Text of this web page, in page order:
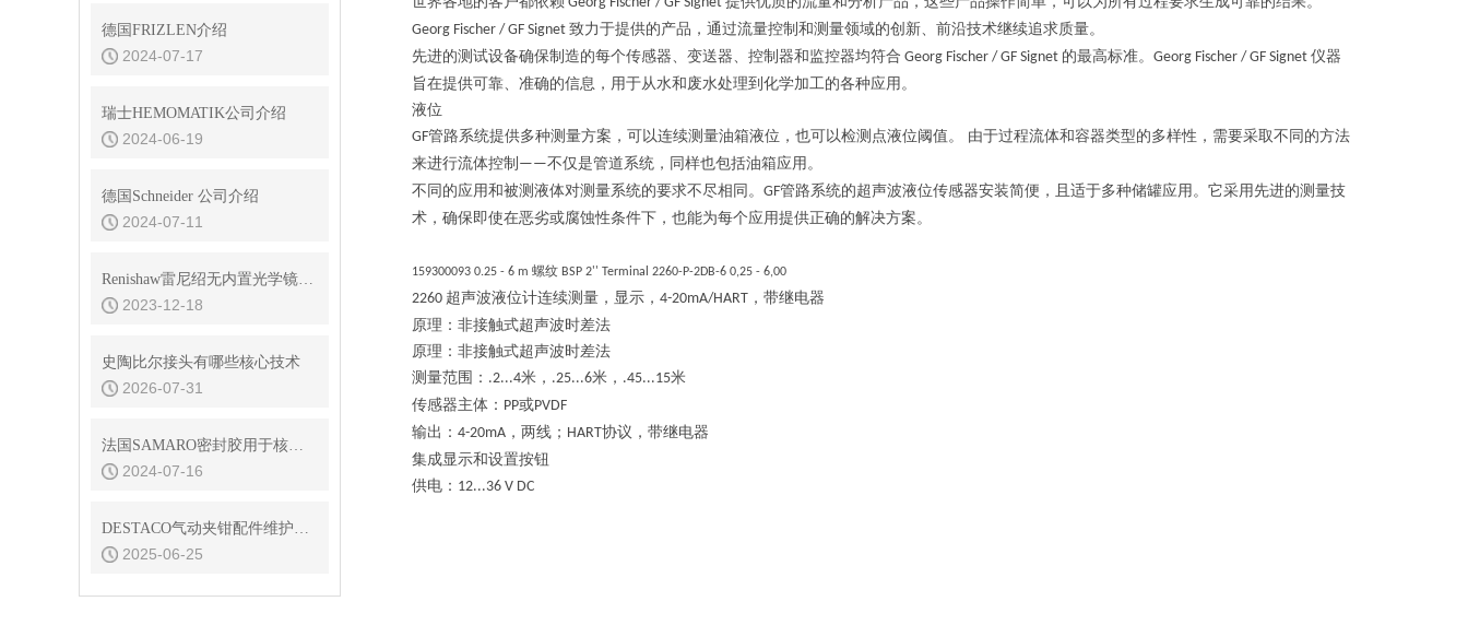
德国FRIZLEN介绍
2024-07-17
瑞士HEMOMATIK公司介绍
2024-06-19
德国Schneider 公司介绍
2024-07-11
Renishaw雷尼绍无内置光学镜干涉仪的信号处理与数据分析方法分享
2023-12-18
史陶比尔接头有哪些核心技术
2026-07-31
法国SAMARO密封胶用于核电特殊场合
2024-07-16
DESTACO气动夹钳配件维护与保养技巧
2025-06-25
Georg Fischer / GF Signet 致力于提供的产品，通过流量控制和测量领域的创新、前沿技术继续追求质量。
先进的测试设备确保制造的每个传感器、变送器、控制器和监控器均符合 Georg Fischer / GF Signet 的最高标准。 Georg Fischer / GF Signet 仪器
旨在提供可靠、准确的信息，用于从水和废水处理到化学加工的各种应用。
液位
GF管路系统提供多种测量方案，可以连续测量油箱液位，也可以检测点液位阈值。 由于过程流体和容器类型的多样性，需要采取不同的方法
来进行流体控制 ——不仅是管道系统，同样也包括油箱应用。
不同的应用和被测液体对测量系统的要求不尽相同。 GF管路系统的超声波液位传感器安装简便，且适于多种储罐应用。它采用先进的测量技
术，确保即使在恶劣或腐蚀性条件下，也能为每个应用提供正确的解决方案。
159300093 0.25 - 6 m 螺纹 BSP 2'' Terminal 2260-P-2DB-6 0,25 - 6,00
2260 超声波液位计连续测量，显示， 4-20mA/HART ，带继电器
原理：非接触式超声波时差法
原理：非接触式超声波时差法
测量范围： .2...4米， .25...6米， .45...15米
传感器主体： PP或PVDF
输出： 4-20mA ，两线； HART协议，带继电器
集成显示和设置按钮
供电： 12...36 V DC